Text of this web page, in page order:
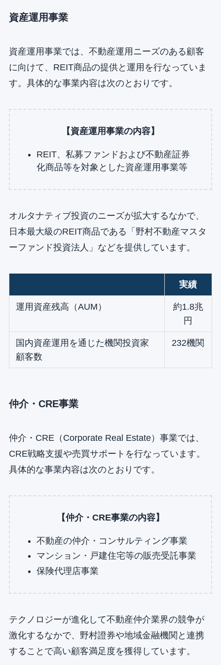
資産運用事業
資産運用事業では、不動産運用ニーズのある顧客
に向けて、REIT商品の提供と運用を行なっていま
す。具体的な事業内容は次のとおりです。
【資産運用事業の内容】
REIT、私募ファンドおよび不動産証券
化商品等を対象とした資産運用事業等
オルタナティブ投資のニーズが拡大するなかで、
日本最大級のREIT商品である「野村不動産マスタ
ーファンド投資法人」などを提供しています。
実績
運用資産残高（AUM）
約1.8兆
円
国内資産運用を通じた機関投資家
顧客数
232機関
仲介・CRE事業
仲介・CRE（Corporate Real Estate）事業では、
CRE戦略支援や売買サポートを行なっています。
具体的な事業内容は次のとおりです。
【仲介・CRE事業の内容】
不動産の仲介・コンサルティング事業
マンション・戸建住宅等の販売受託事業
保険代理店事業
テクノロジーが進化して不動産仲介業界の競争が
激化するなかで、野村證券や地域金融機関と連携
することで高い顧客満足度を獲得しています。